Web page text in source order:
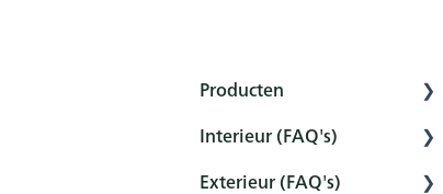
Producten
Interior
Exterior
Interieur (FAQ's)
Voorbereiding
Exterieur (FAQ's)